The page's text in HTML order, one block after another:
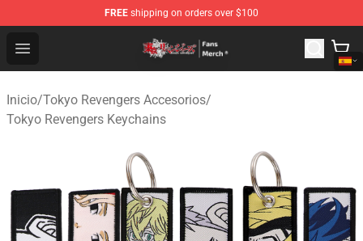
FREE shipping on orders over $100
Open menu
Tokyo Revengers Store - Official Tokyo Revengers
Inicio/Tokyo Revengers Accesorios/
Tokyo Revengers Keychains